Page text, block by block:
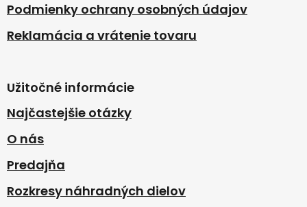
Podmienky ochrany osobných údajov
Reklamácia a vrátenie tovaru
Užitočné informácie
Najčastejšie otázky
O nás
Predajňa
Rozkresy náhradných dielov